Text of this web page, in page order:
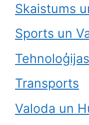
Skaistums
Sports un
Transports
Valoda un